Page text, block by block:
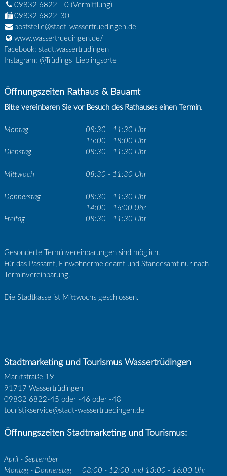
09832 6822 - 0(Vermittlung)
09832 6822-30
poststelle@stadt-wassertruedingen.de
www.wassertruedingen.de/
Facebook: stadt.wassertrudingen
Instagram: @Trüdings_Lieblingsorte
Öffnungszeiten Rathaus & Bauamt
Bitte vereinbaren Sie vor Besuch des Rathauses einen Termin.
Montag
08:30 - 11:30 Uhr
15:00 - 18:00 Uhr
Dienstag
08:30 - 11:30 Uhr
Mittwoch 08:30 - 11:30 Uhr
Donnerstag
08:30 - 11:30 Uhr
14:00 - 16:00 Uhr
Freitag
08:30 - 11:30 Uhr
Gesonderte Terminvereinbarungen sind möglich.
Für das Passamt, Einwohnermeldeamt und Standesamt nur nach
Terminvereinbarung.
Die Stadtkasse ist Mittwochs geschlossen.
Stadtmarketing und Tourismus Wassertrüdingen
Marktstraße 19
91717 Wassertrüdingen
09832 6822-45 oder -46 oder -48
touristikservice@stadt-wassertruedingen.de
Öffnungszeiten Stadtmarketing und Tourismus:
April - September
Montag - Donnerstag
08:00 - 12:00 und 13:00 - 16:00 Uhr